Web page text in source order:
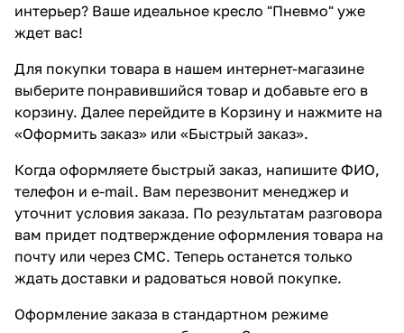
интерьер? Ваше идеальное кресло "Пневмо" уже
ждет вас!
Для покупки товара в нашем интернет-магазине
выберите понравившийся товар и добавьте его в
корзину. Далее перейдите в Корзину и нажмите на
«Оформить заказ» или «Быстрый заказ».
Когда оформляете быстрый заказ, напишите ФИО,
телефон и e-mail. Вам перезвонит менеджер и
уточнит условия заказа. По результатам разговора
вам придет подтверждение оформления товара на
почту или через СМС. Теперь останется только
ждать доставки и радоваться новой покупке.
Оформление заказа в стандартном режиме